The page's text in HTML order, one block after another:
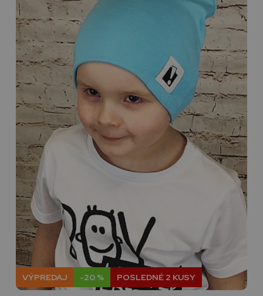
VÝPREDAJ -20 % POSLEDNÉ 2 KUSY